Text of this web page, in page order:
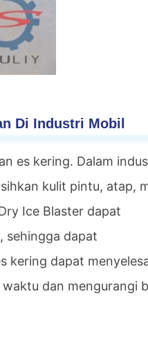
Di Industri Mobil
es kering. Dalam
kulit pintu, atap,
Ice Blaster dapat
sehingga dapat
kering dapat
dan mengurangi